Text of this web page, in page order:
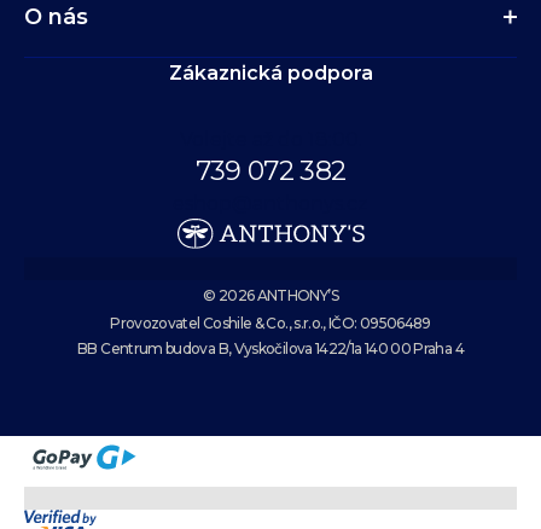
O nás
Zákaznická podpora
739 072 382
© 2026 ANTHONY’S
Provozovatel Coshile & Co., s.r.o., IČO: 09506489
BB Centrum budova B, Vyskočilova 1422/1a 140 00 Praha 4